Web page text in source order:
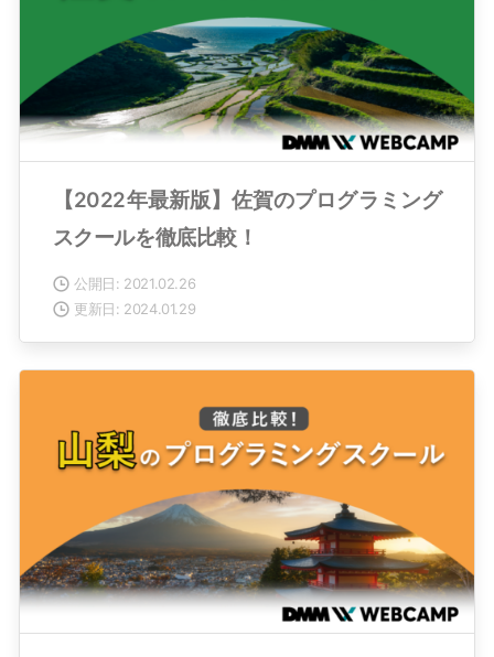
【2022年最新版】佐賀のプログラミング
スクールを徹底比較！
公開日: 2021.02.26
更新日: 2024.01.29